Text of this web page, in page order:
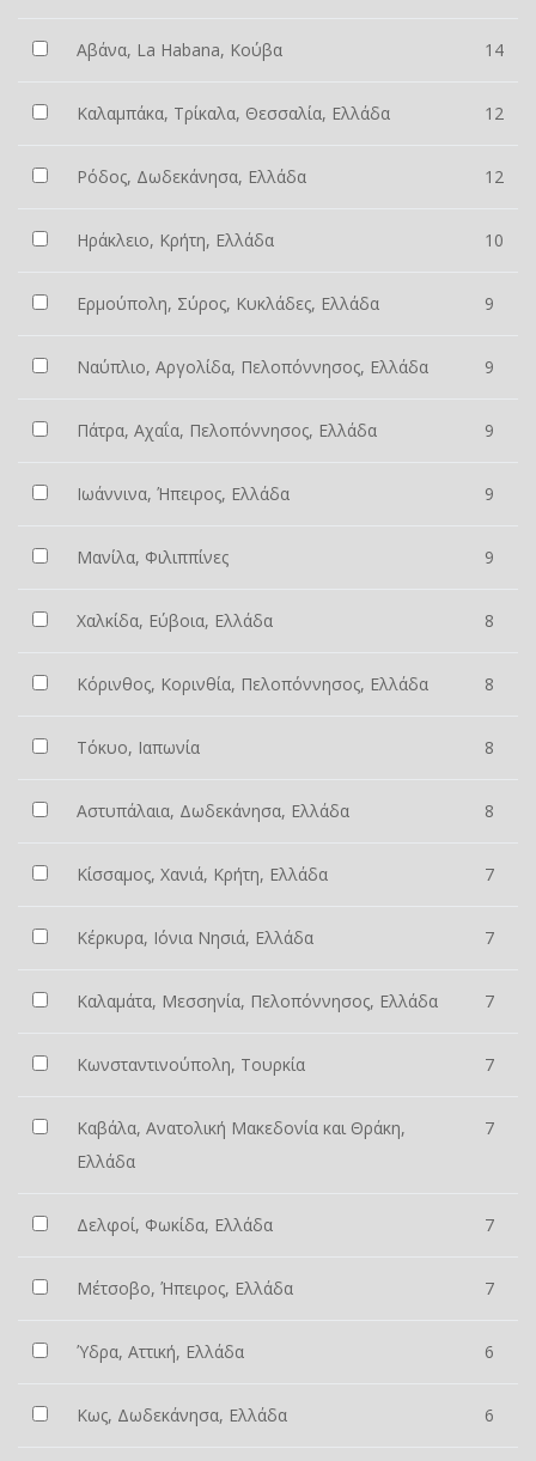
Αβάνα, La Habana, Κούβα 14
Καλαμπάκα, Τρίκαλα, Θεσσαλία, Ελλάδα 12
Ρόδος, Δωδεκάνησα, Ελλάδα 12
Ηράκλειο, Κρήτη, Ελλάδα 10
Ερμούπολη, Σύρος, Κυκλάδες, Ελλάδα 9
Ναύπλιο, Αργολίδα, Πελοπόννησος, Ελλάδα 9
Πάτρα, Αχαΐα, Πελοπόννησος, Ελλάδα 9
Ιωάννινα, Ήπειρος, Ελλάδα 9
Μανίλα, Φιλιππίνες 9
Χαλκίδα, Εύβοια, Ελλάδα 8
Κόρινθος, Κορινθία, Πελοπόννησος, Ελλάδα 8
Τόκυο, Ιαπωνία 8
Αστυπάλαια, Δωδεκάνησα, Ελλάδα 8
Κίσσαμος, Χανιά, Κρήτη, Ελλάδα 7
Κέρκυρα, Ιόνια Νησιά, Ελλάδα 7
Καλαμάτα, Μεσσηνία, Πελοπόννησος, Ελλάδα 7
Κωνσταντινούπολη, Τουρκία 7
Καβάλα, Ανατολική Μακεδονία και Θράκη,
Ελλάδα
7
Δελφοί, Φωκίδα, Ελλάδα 7
Μέτσοβο, Ήπειρος, Ελλάδα 7
Ύδρα, Αττική, Ελλάδα 6
Κως, Δωδεκάνησα, Ελλάδα 6